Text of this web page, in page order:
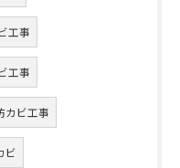
工事
工事
カビ工事
ビ